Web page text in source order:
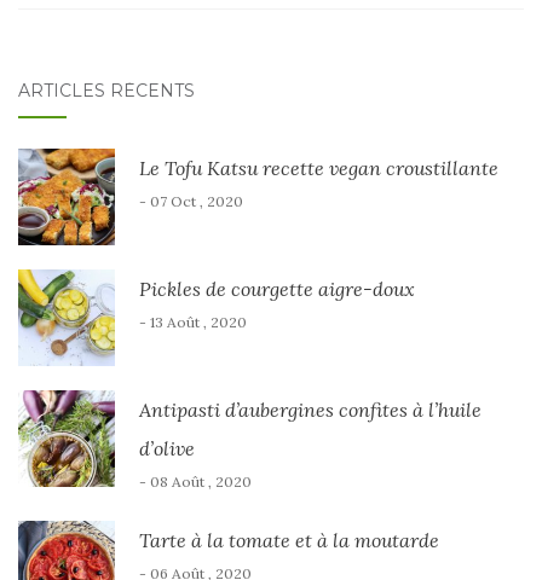
ARTICLES RÉCENTS
Le Tofu Katsu recette vegan croustillante
- 07 Oct , 2020
Pickles de courgette aigre-doux
- 13 Août , 2020
Antipasti d’aubergines confites à l’huile
d’olive
- 08 Août , 2020
Tarte à la tomate et à la moutarde
- 06 Août , 2020